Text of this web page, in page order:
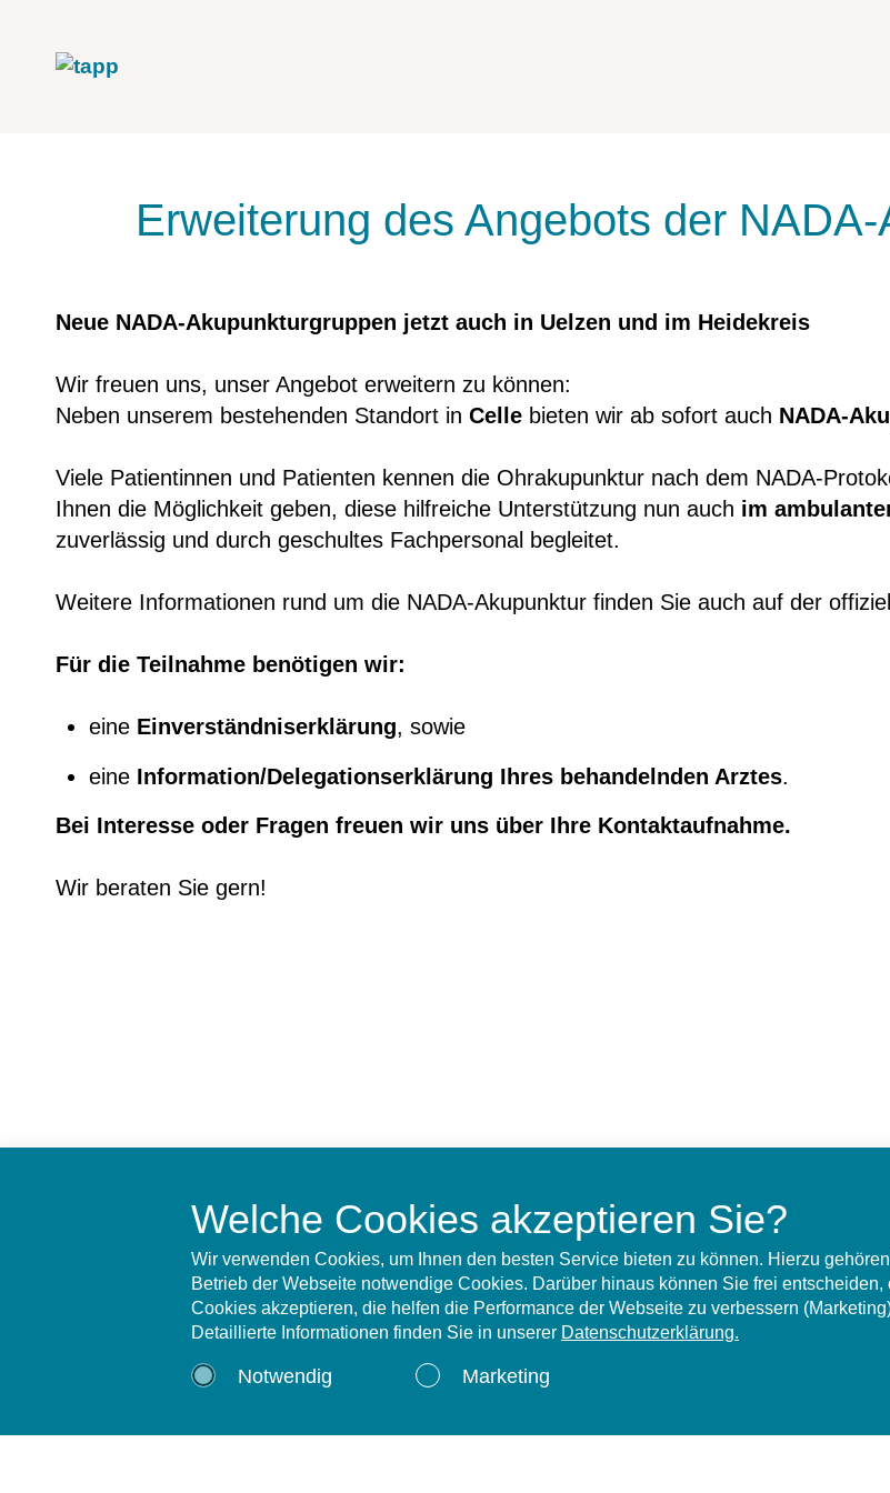
Welche Cookies akzeptieren Sie?
Wir verwenden Cookies, um Ihnen den besten Service bieten zu können. Hierzu
Betrieb der Webseite notwendige Cookies. Darüber hinaus können Sie frei entscheiden,
Cookies akzeptieren, die helfen die Performance der Webseite zu verbessern
Detaillierte Informationen finden Sie in unserer Datenschutzerklärung.
Notwendig Marketing
Erweiterung des Angebots der
Neue NADA-Akupunkturgruppen jetzt auch in Uelzen und im Heidekreis
Wir freuen uns, unser Angebot erweitern zu können:
Neben unserem bestehenden Standort in Celle bieten wir ab sofort auch NADA-
Viele Patientinnen und Patienten kennen die Ohrakupunktur nach dem NADA-
Ihnen die Möglichkeit geben, diese hilfreiche Unterstützung nun auch im
zuverlässig und durch geschultes Fachpersonal begleitet.
Weitere Informationen rund um die NADA-Akupunktur finden Sie auch auf der
Für die Teilnahme benötigen wir:
eine Einverständniserklärung, sowie
eine Information/Delegationserklärung Ihres behandelnden Arztes.
Bei Interesse oder Fragen freuen wir uns über Ihre Kontaktaufnahme.
Wir beraten Sie gern!